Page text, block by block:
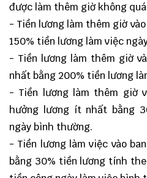
được làm thêm giờ không
- Tiền lương làm thêm giờ
150% tiền lương làm việc
- Tiền lương làm thêm giờ
nhất bằng 200% tiền lương
- Tiền lương làm thêm giờ
hưởng lương ít nhất bằng
ngày bình thường.
- Tiền lương làm việc vào
bằng 30% tiền lương tính